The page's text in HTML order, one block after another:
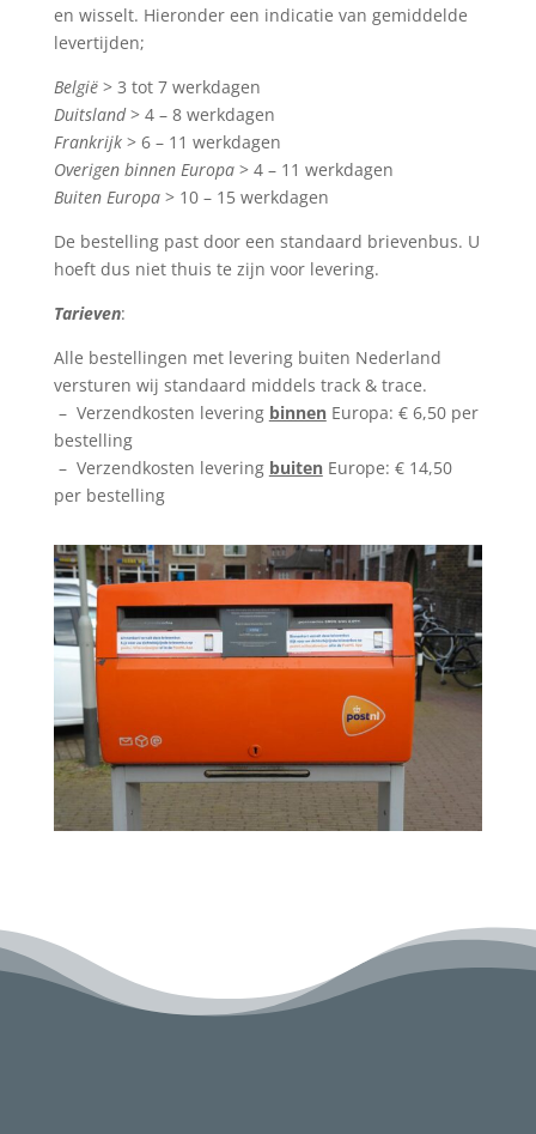
en wisselt. Hieronder een indicatie van gemiddelde
levertijden;
België> 3 tot 7 werkdagen
Duitsland> 4 – 8 werkdagen
Frankrijk> 6 – 11 werkdagen
Overigen binnen Europa> 4 – 11 werkdagen
Buiten Europa> 10 – 15 werkdagen
De bestelling past door een standaard brievenbus. U
hoeft dus niet thuis te zijn voor levering.
Tarieven:
Alle bestellingen met levering buiten Nederland
versturen wij standaard middels track & trace.
– Verzendkosten levering binnenEuropa: € 6,50 per
bestelling
– Verzendkosten levering buiten Europe: € 14,50
per bestelling